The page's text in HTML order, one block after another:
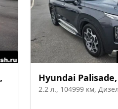
,
Hyundai Palisade,
2.2 л., 104999 км,